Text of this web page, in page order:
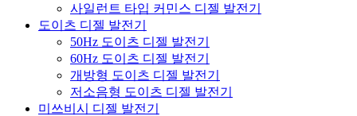
사일런트 타입 커민스 디젤 발전기
도이츠 디젤 발전기
50Hz 도이츠 디젤 발전기
60Hz 도이츠 디젤 발전기
개방형 도이츠 디젤 발전기
저소음형 도이츠 디젤 발전기
미쓰비시 디젤 발전기